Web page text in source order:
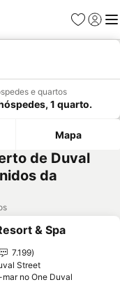
Favoritos
Iniciar
e quartos
1 quarto.
Mapa
de Duval
da
aos favoritos
& Spa
7.199
Street
no One Duval